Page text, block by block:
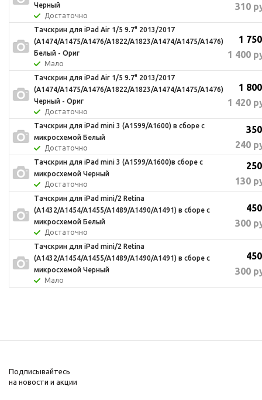
Черный
Достаточно
310
Тачскрин для iPad Air 1/5 9.7" 2013/2017
(A1474/A1475/A1476/A1822/A1823/A1474/A1475/A1476)
Белый - Ориг
Мало
1 750
1 400
Тачскрин для iPad Air 1/5 9.7" 2013/2017
(A1474/A1475/A1476/A1822/A1823/A1474/A1475/A1476)
Черный - Ориг
Достаточно
1 800
1 420
Тачскрин для iPad mini 3 (A1599/A1600) в сборе с
микросхемой Белый
Достаточно
350
240
Тачскрин для iPad mini 3 (A1599/A1600)в сборе с
микросхемой Черный
Достаточно
250
130
Тачскрин для iPad mini/2 Retina
(A1432/A1454/A1455/A1489/A1490/A1491) в сборе с
микросхемой Белый
Достаточно
450
300
Тачскрин для iPad mini/2 Retina
(A1432/A1454/A1455/A1489/A1490/A1491) в сборе с
микросхемой Черный
Мало
450
300
Подписывайтесь
на новости и акции